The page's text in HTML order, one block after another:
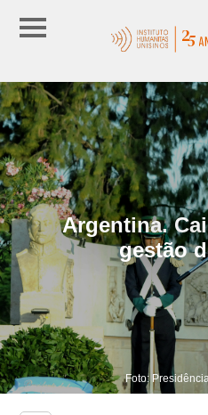
Argentina.
gestão
Foto: